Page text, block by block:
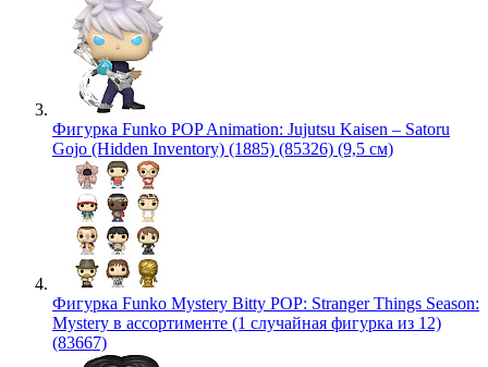
Фигурка Funko POP Animation: Jujutsu Kaisen – Satoru
Gojo (Hidden Inventory) (1885) (85326) (9,5 см)
Фигурка Funko Mystery Bitty POP: Stranger Things Season:
Mystery в ассортименте (1 случайная фигурка из 12)
(83667)